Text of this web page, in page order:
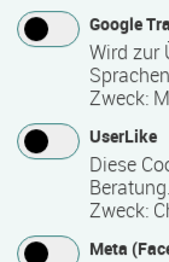
Anti-
Ihre
Empfänger
Google
Wird zur
Zweck:
UserLike
Diese
Beratung.
Zweck:
Meta